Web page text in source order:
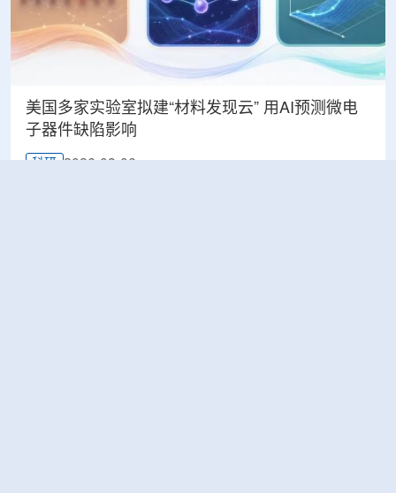
美国多家实验室拟建“材料发现云” 用AI预测微电
子器件缺陷影响
科研 2026-08-06